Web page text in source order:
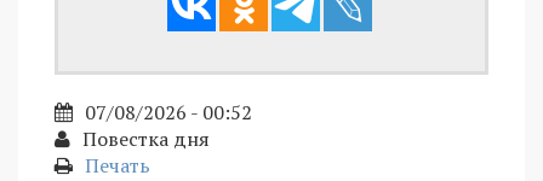
07/08/2026 - 00:52
Повестка дня
Печать